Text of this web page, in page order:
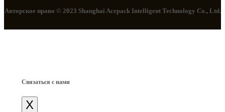
Авторское право © 2023 Shanghai Acepack Intelligent Technology Co., Ltd.
Связаться с нами
X